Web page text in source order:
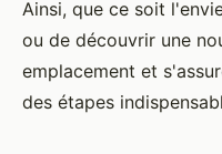
Ainsi, que ce soit
ou de découvrir une
emplacement et
des étapes